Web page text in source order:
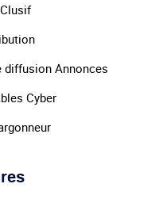
Annonces
Cyber